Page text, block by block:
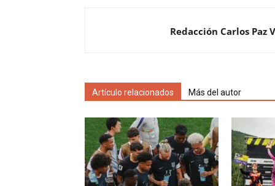
Redacción Carlos Paz
Artículo relacionados Más del autor